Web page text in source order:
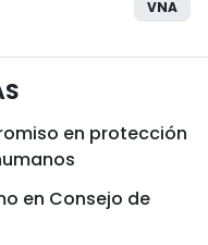
VNA
en protección
en Consejo de